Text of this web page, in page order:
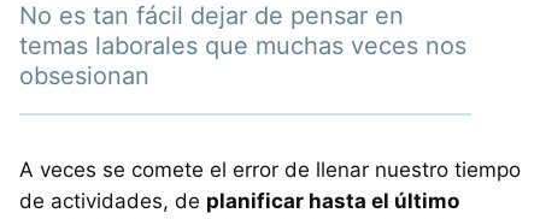
No es tan fácil dejar de pensar en
temas laborales que muchas veces nos
obsesionan
A veces se comete el error de llenar nuestro tiempo
de actividades, de planificar hasta el último